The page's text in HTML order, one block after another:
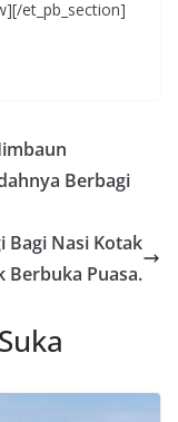
et_pb_section]
Berbagi
Bagi Nasi Kotak
Berbuka Puasa.